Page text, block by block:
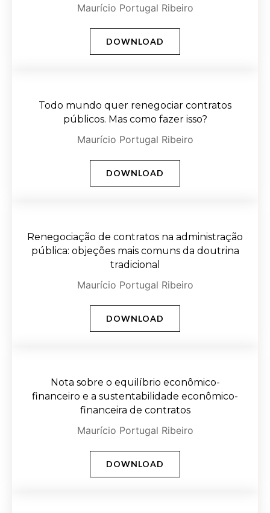
Maurício Portugal Ribeiro
DOWNLOAD
Todo mundo quer renegociar contratos
públicos. Mas como fazer isso?
Maurício Portugal Ribeiro
DOWNLOAD
Renegociação de contratos na administração
pública: objeções mais comuns da doutrina
tradicional
Maurício Portugal Ribeiro
DOWNLOAD
Nota sobre o equilíbrio econômico-
financeiro e a sustentabilidade econômico-
financeira de contratos
Maurício Portugal Ribeiro
DOWNLOAD